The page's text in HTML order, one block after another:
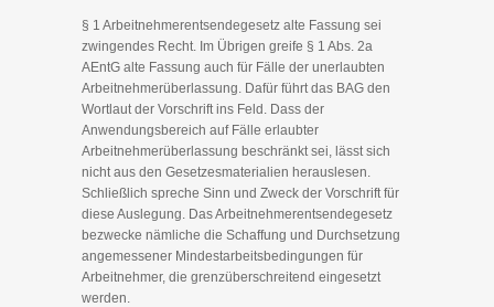
§ 1 Arbeitnehmerentsendegesetz alte Fassung sei
zwingendes Recht. Im Übrigen greife § 1 Abs. 2a
AEntG alte Fassung auch für Fälle der unerlaubten
Arbeitnehmerüberlassung. Dafür führt das BAG den
Wortlaut der Vorschrift ins Feld. Dass der
Anwendungsbereich auf Fälle erlaubter
Arbeitnehmerüberlassung beschränkt sei, lässt sich
nicht aus den Gesetzesmaterialien herauslesen.
Schließlich spreche Sinn und Zweck der Vorschrift für
diese Auslegung. Das Arbeitnehmerentsendegesetz
bezwecke nämliche die Schaffung und Durchsetzung
angemessener Mindestarbeitsbedingungen für
Arbeitnehmer, die grenzüberschreitend eingesetzt
werden.